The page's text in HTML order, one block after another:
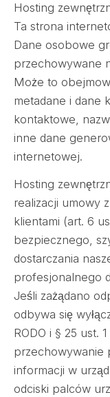
Hosting
Ta strona
Dane osobowe
przechowywane
Może to
metadane i dane
kontaktowe,
inne dane
internetowej.
Hosting
realizacji umowy
klientami (art. 6
bezpiecznego,
dostarczania
profesjonalnego
Jeśli zażądano
odbywa się
RODO i § 25 ust.
przechowywanie
informacji w
odciski palców